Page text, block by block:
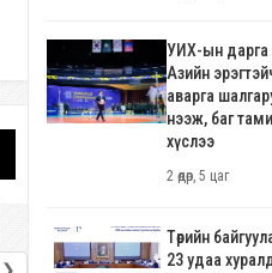
УИХ-ын дарга
Азийн
аварга
нээж, баг
хүслээ
2 өдөр, 5 цаг
Төрийн
23 удаа